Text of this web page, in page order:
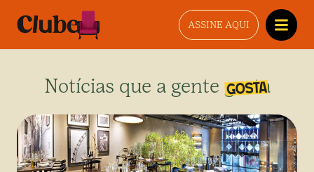
ASSINE AQUI
Notícias que a gente gosta